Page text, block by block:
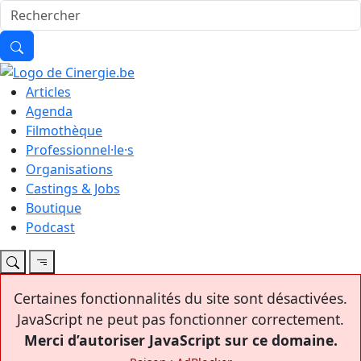
Articles
Agenda
Filmothèque
Professionnel·le·s
Organisations
Castings & Jobs
Boutique
Podcast
Certaines fonctionnalités du site sont désactivées.
JavaScript ne peut pas fonctionner correctement.
Merci d’autoriser JavaScript sur ce domaine.